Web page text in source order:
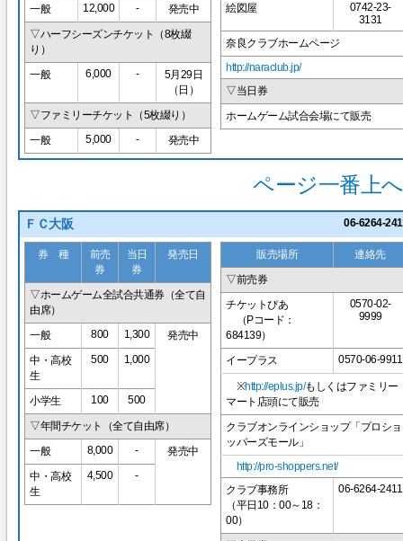
一般
12,000 -
発売中
▽ハーフシーズンチケット（8枚綴
り）
一般
6,000 -
5月29日
（日）
▽ファミリーチケット（5枚綴り）
一般
5,000 - 発売中
絵図屋
0742-23-
3131
奈良クラブホームページ
http://naraclub.jp/
▽当日券
ホームゲーム試合会場にて販売
ページ一番上
ＦＣ大阪 06-6264-
券 種
前売
券
当日
券
発売日
▽ホームゲーム全試合共通券（全て自
由席）
一般
800 1,300
発売中
中・高校
生
500 1,000
小学生 100 500
▽年間チケット（全て自由席）
一般
8,000 -
発売中
中・高校
生
4,500 -
販売場所
連絡先
▽前売券
チケットぴあ
（Pコード：
684139）
0570-02-
9999
イープラス 0570-06-9911
※http://eplus.jp/もしくはファミリー
マート店頭にて販売
クラブオンラインショップ「プロショ
ッパーズモール」
http://pro-shoppers.net/
クラブ事務所
（平日10：00～18：
00）
06-6264-2411